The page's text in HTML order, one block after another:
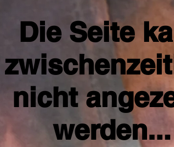
Die Seite
nicht
werden...